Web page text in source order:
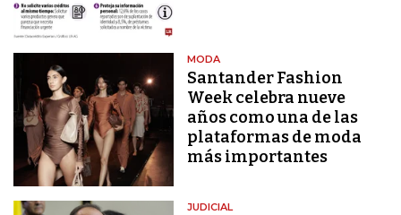
MODA
Santander Fashion
Week celebra nueve
años como una de las
plataformas de moda
más importantes
JUDICIAL